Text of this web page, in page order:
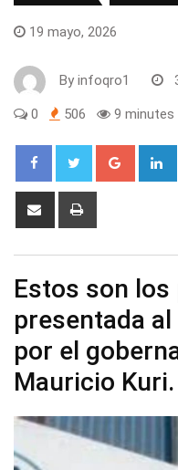
19 mayo, 2026
By infoqro1
0 506 9 minutes
Google+
Share
Estos son
presentada
por el
Mauricio Kuri.